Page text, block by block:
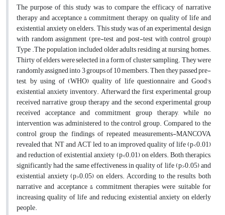
The purpose of this study was to compare the efficacy of narrative
therapy and acceptance & commitment therapy, on quality of life and
existential anxiety on elders. This study was of an experimental design
with random assignment (pre-test and post-test with control group)
Type .The population included older adults residing at nursing homes.
Thirty of elders were selected in a form of cluster sampling. They were
randomly assigned into 3 groups of 10 members. Then they passed pre-
test, by using of (WHO) quality of life questionnaire and Good's
existential anxiety inventory. Afterward the first experimental group
received narrative group therapy and the second experimental group
received acceptance and commitment group therapy, while no
intervention was administered to the control group. Compared to the
control group the findings of repeated measurements-MANCOVA
revealed that, NT and ACT led to an improved quality of life (p<0.01)
and reduction of existential anxiety (p<0.01) on elders. Both therapics,
significantly had the same effectiveness in quality of life (p>0.05) and
existential anxiety (p>0.05) on elders. According to the results, both
narrative and acceptance & commitment therapies were suitable for
increasing quality of life and reducing existential anxiety on elderly
people.